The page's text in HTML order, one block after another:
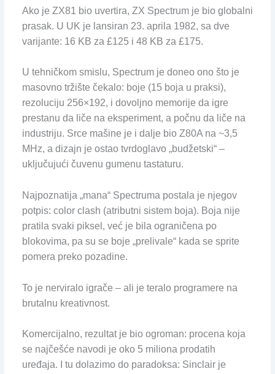
Ako je ZX81 bio uvertira, ZX Spectrum je bio globalni
prasak. U UK je lansiran 23. aprila 1982, sa dve
varijante: 16 KB za £125 i 48 KB za £175.
U tehničkom smislu, Spectrum je doneo ono što je
masovno tržište čekalo: boje (15 boja u praksi),
rezoluciju 256×192, i dovoljno memorije da igre
prestanu da liče na eksperiment, a počnu da liče na
industriju. Srce mašine je i dalje bio Z80A na ~3,5
MHz, a dizajn je ostao tvrdoglavo „budžetski“ –
uključujući čuvenu gumenu tastaturu.
Najpoznatija „mana“ Spectruma postala je njegov
potpis: color clash (atributni sistem boja). Boja nije
pratila svaki piksel, već je bila ograničena po
blokovima, pa su se boje „prelivale“ kada se sprite
pomera preko pozadine.
To je nerviralo igrače – ali je teralo programere na
brutalnu kreativnost.
Komercijalno, rezultat je bio ogroman: procena koja
se najčešće navodi je oko 5 miliona prodatih
uređaja. I tu dolazimo do paradoksa: Sinclair je